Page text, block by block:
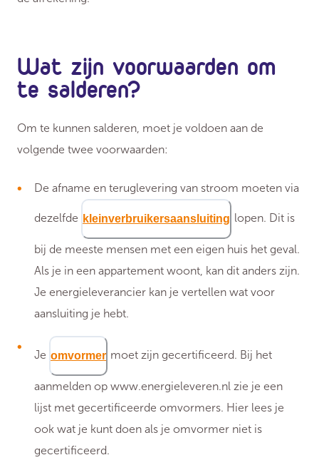
Wat zijn voorwaarden om
te salderen?
Om te kunnen salderen, moet je voldoen aan de
volgende twee voorwaarden:
De afname en teruglevering van stroom moeten via
dezelfde kleinverbruikersaansluiting lopen. Dit is
bij de meeste mensen met een eigen huis het geval.
Als je in een appartement woont, kan dit anders zijn.
Je energieleverancier kan je vertellen wat voor
aansluiting je hebt.
Je omvormer moet zijn gecertificeerd. Bij het
aanmelden op www.energieleveren.nl zie je een
lijst met gecertificeerde omvormers. Hier lees je
ook wat je kunt doen als je omvormer niet is
gecertificeerd.